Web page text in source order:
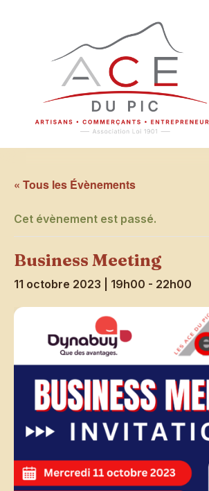
« Tous les Évènements
Cet évènement est passé.
Business Meeting
11 octobre 2023 | 19h00 - 22h00